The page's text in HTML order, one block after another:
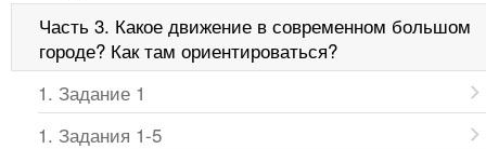
Часть 3. Какое движение в современном большом
городе? Как там ориентироваться?
1. Задание 1
1. Задания 1-5